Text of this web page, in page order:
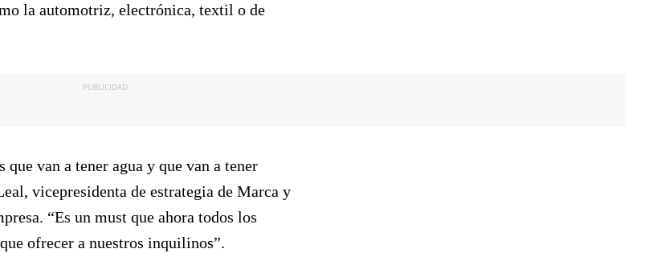
la automotriz, electrónica, textil o de
PUBLICIDAD
que van a tener agua y que van a tener
vicepresidenta de estrategia de Marca y
“Es un must que ahora todos los
ofrecer a nuestros inquilinos”.